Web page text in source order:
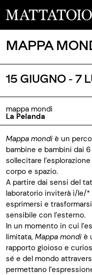
MAPPA
15 GIUGNO - 7
mappa mondi
La Pelanda
Mappa mondi è un
bambine e bambini dai
sollecitare
corpo e spazio.
A partire dai sensi del
laboratorio inviterà i/le/
esprimersi e
sensibile con l’esterno.
In un momento in cui
limitata, Mappa mondi è
rapporto gioioso e
sé e del mondo
permettano